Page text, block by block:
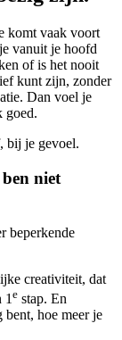
komt vaak voort
vanuit je hoofd
of is het nooit
kunt zijn, zonder
Dan voel je
goed.
bij je gevoel.
niet
beperkende
creativiteit, dat
1 e stap. En
hoe meer je